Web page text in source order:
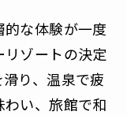
な体験が一度
ゾートの決定
り、温泉で疲
い、旅館で和